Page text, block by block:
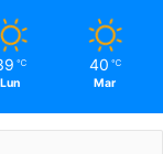
℃
Lun
40 ℃
Mar